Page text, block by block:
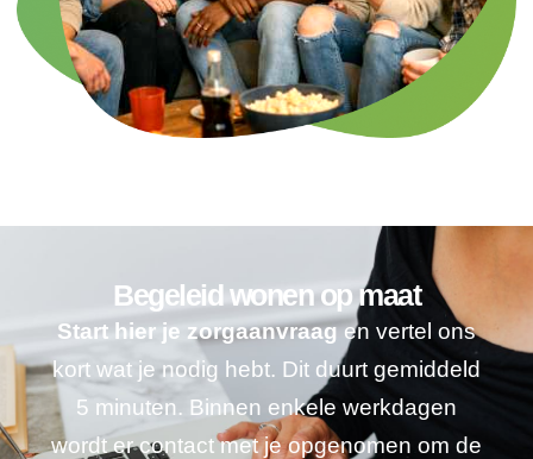
Begeleid wonen op maat
Start hier je zorgaanvraagen vertel ons
kort wat je nodig hebt. Dit duurt gemiddeld
5 minuten. Binnen enkele werkdagen
wordt er contact met je opgenomen om de